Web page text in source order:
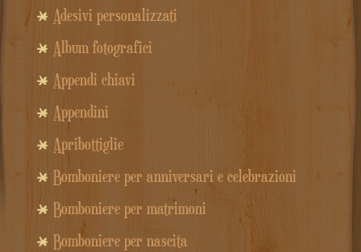
Adesivi personalizzati
Album fotografici
Appendi chiavi
Appendini
Apribottiglie
Bomboniere per anniversari e celebrazioni
Bomboniere per matrimoni
Bomboniere per nascita